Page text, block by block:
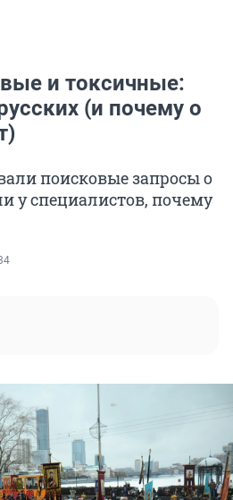
и токсичные:
(и почему о
поисковые запросы о
у специалистов, почему